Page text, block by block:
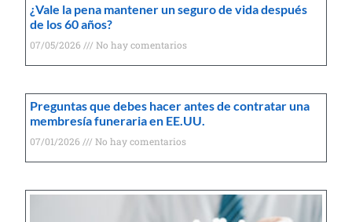
¿Vale la pena mantener un seguro de vida después
de los 60 años?
07/05/2026 No hay comentarios
Preguntas que debes hacer antes de contratar una
membresía funeraria en EE.UU.
07/01/2026 No hay comentarios